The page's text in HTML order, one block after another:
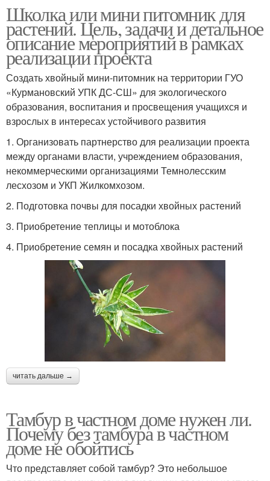
Школка или мини питомник для
растений. Цель, задачи и детальное
описание мероприятий в рамках
реализации проекта
Создать хвойный мини-питомник на территории ГУО
«Курмановский УПК ДС-СШ» для экологического
образования, воспитания и просвещения учащихся и
взрослых в интересах устойчивого развития
1. Организовать партнерство для реализации проекта
между органами власти, учреждением образования,
некоммерческими организациями Темнолесским
лесхозом и УКП Жилкомхозом.
2. Подготовка почвы для посадки хвойных растений
3. Приобретение теплицы и мотоблока
4. Приобретение семян и посадка хвойных растений
читать дальше →
Тамбур в частном доме нужен ли.
Почему без тамбура в частном
доме не обойтись
Что представляет собой тамбур? Это небольшое